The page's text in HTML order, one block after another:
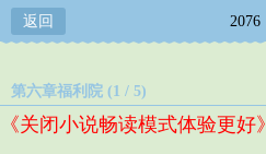
返回 2076
第六章福利院 (1 / 5)
《关闭小说畅读模式体验更好》